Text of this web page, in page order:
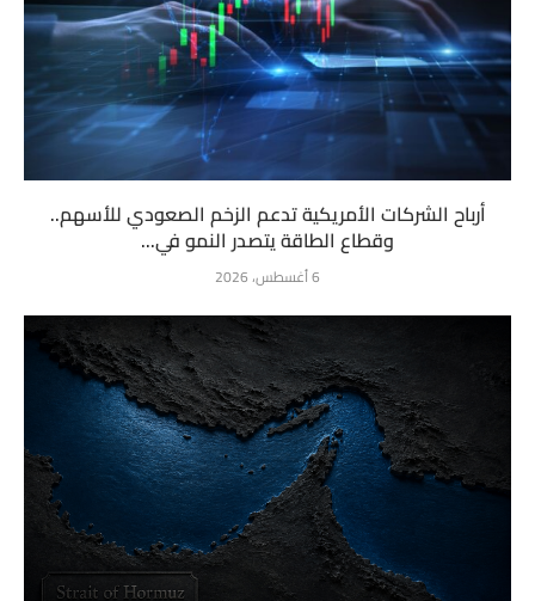
أرباح الشركات الأمريكية تدعم الزخم الصعودي للأسهم..
وقطاع الطاقة يتصدر النمو في...
6 أغسطس، 2026